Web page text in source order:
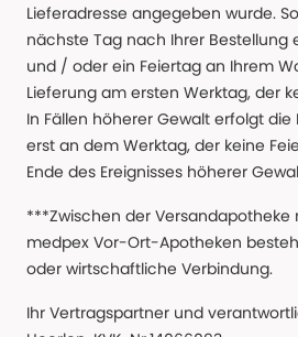
Lieferadresse angegeben wurde.
nächste Tag nach Ihrer Bestellung
und / oder ein Feiertag an Ihrem
Lieferung am ersten Werktag, der
In Fällen höherer Gewalt erfolgt
erst an dem Werktag, der keine
Ende des Ereignisses höherer
***Zwischen der Versandapotheke
medpex Vor-Ort-Apotheken
oder wirtschaftliche Verbindung.
Ihr Vertragspartner und